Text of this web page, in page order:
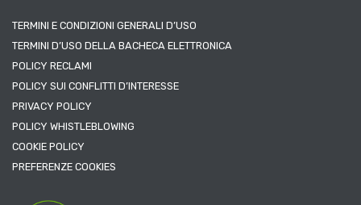
TERMINI E CONDIZIONI GENERALI D’USO
TERMINI D’USO DELLA BACHECA ELETTRONICA
POLICY RECLAMI
POLICY SUI CONFLITTI D’INTERESSE
PRIVACY POLICY
POLICY WHISTLEBLOWING
COOKIE POLICY
PREFERENZE COOKIES